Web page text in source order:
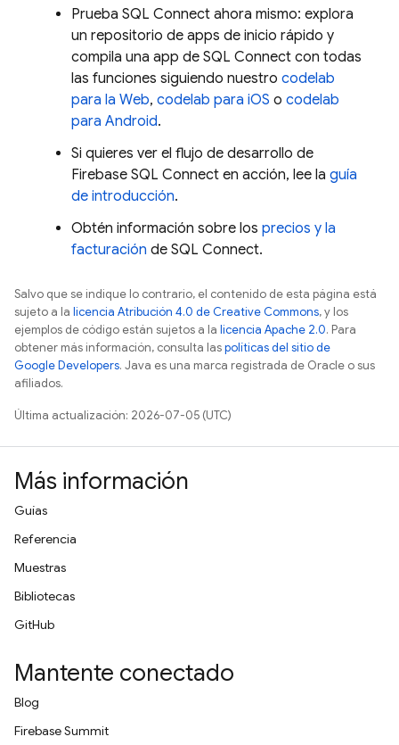
Prueba SQL Connect ahora mismo: explora
un repositorio de apps de inicio rápido y
compila una app de SQL Connect con todas
las funciones siguiendo nuestro codelab
para la Web, codelab para iOS o codelab
para Android.
Si quieres ver el flujo de desarrollo de
Firebase SQL Connect en acción, lee la guía
de introducción.
Obtén información sobre los precios y la
facturación de SQL Connect.
Salvo que se indique lo contrario, el contenido de esta página está
sujeto a la licencia Atribución 4.0 de Creative Commons, y los
ejemplos de código están sujetos a la licencia Apache 2.0. Para
obtener más información, consulta laspolíticas del sitio de
Google Developers. Java es una marca registrada de Oracle o sus
afiliados.
Última actualización: 2026-07-05 (UTC)
Más información
Guías
Referencia
Muestras
Bibliotecas
GitHub
Mantente conectado
Blog
Firebase Summit